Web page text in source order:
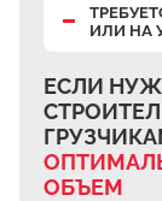
Ждановское
Петровское
Подберёзное
Сельцо
ИЛИ НА
ЕСЛИ
ОБЪЕМ